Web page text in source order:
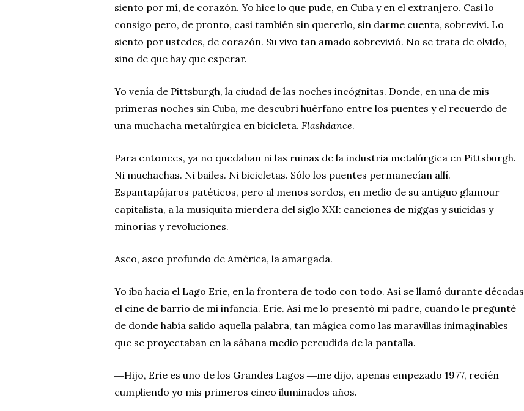
siento por mí, de corazón. Yo hice lo que pude, en Cuba y en el extranjero. Casi lo
consigo pero, de pronto, casi también sin quererlo, sin darme cuenta, sobreviví. Lo
siento por ustedes, de corazón. Su vivo tan amado sobrevivió. No se trata de olvido,
sino de que hay que esperar.
Yo venía de Pittsburgh, la ciudad de las noches incógnitas. Donde, en una de mis
primeras noches sin Cuba, me descubrí huérfano entre los puentes y el recuerdo de
una muchacha metalúrgica en bicicleta. Flashdance.
Para entonces, ya no quedaban ni las ruinas de la industria metalúrgica en Pittsburgh.
Ni muchachas. Ni bailes. Ni bicicletas. Sólo los puentes permanecían allí.
Espantapájaros patéticos, pero al menos sordos, en medio de su antiguo glamour
capitalista, a la musiquita mierdera del siglo XXI: canciones de niggas y suicidas y
minorías y revoluciones.
Asco, asco profundo de América, la amargada.
Yo iba hacia el Lago Erie, en la frontera de todo con todo. Así se llamó durante décadas
el cine de barrio de mi infancia. Erie. Así me lo presentó mi padre, cuando le pregunté
de donde había salido aquella palabra, tan mágica como las maravillas inimaginables
que se proyectaban en la sábana medio percudida de la pantalla.
―Hijo, Erie es uno de los Grandes Lagos ―me dijo, apenas empezado 1977, recién
cumpliendo yo mis primeros cinco iluminados años.